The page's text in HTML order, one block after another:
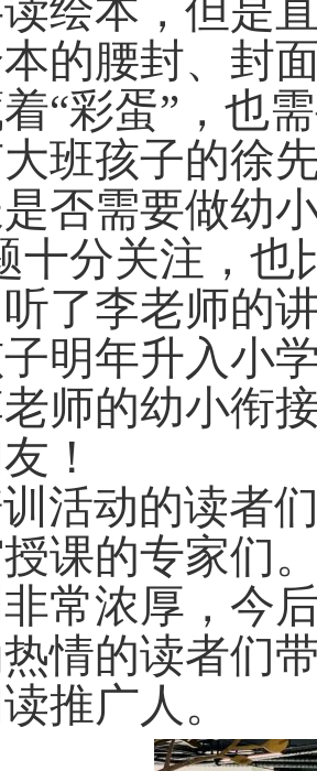
绘本，但是
的腰封、封
“彩蛋”，也
班孩子的徐
否需要做幼
十分关注，
了李老师的
明年升入小
师的幼小衔
！
活动的读者
课的专家们
常浓厚，今
情的读者们
推广人。